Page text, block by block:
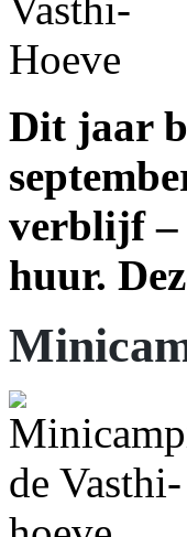
Dit jaar
verblijf –
huur.